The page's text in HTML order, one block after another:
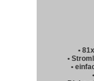
•
•
•